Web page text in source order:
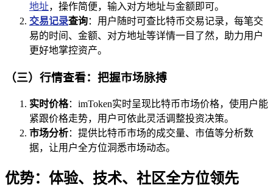
地址，操作简便，输入对方地址与金额即可。
交易记录查询：用户随时可查比特币交易记录，每笔交
易的时间、金额、对方地址等详情一目了然，助力用户
更好地掌控资产。
（三）行情查看：把握市场脉搏
实时价格：imToken实时呈现比特币市场价格，使用户能
紧跟价格走势，用户可依此灵活调整投资决策。
市场分析：提供比特币市场的成交量、市值等分析数
据，让用户全方位洞悉市场动态。
优势：体验、技术、社区全方位领先